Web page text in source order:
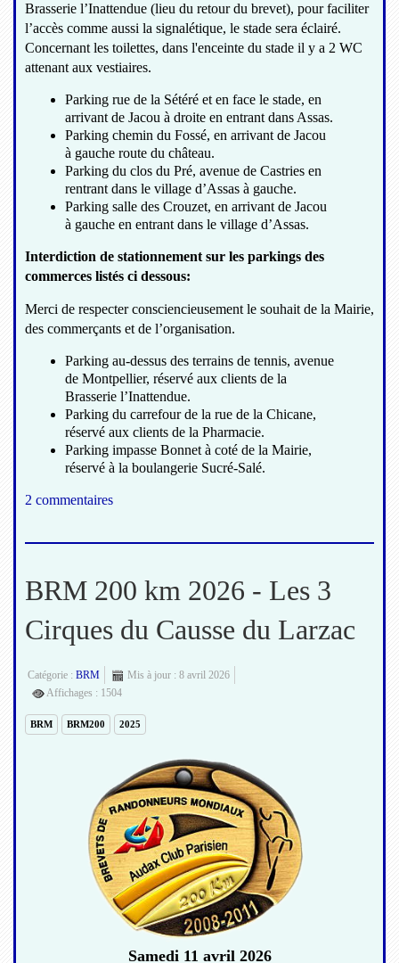
Brasserie l’Inattendue (lieu du retour du brevet), pour faciliter
l’accès comme aussi la signalétique, le stade sera éclairé.
Concernant les toilettes, dans l'enceinte du stade il y a 2 WC
attenant aux vestiaires.
Parking rue de la Sétéré et en face le stade, en
arrivant de Jacou à droite en entrant dans Assas.
Parking chemin du Fossé, en arrivant de Jacou
à gauche route du château.
Parking du clos du Pré, avenue de Castries en
rentrant dans le village d’Assas à gauche.
Parking salle des Crouzet, en arrivant de Jacou
à gauche en entrant dans le village d’Assas.
Interdiction de stationnement sur les parkings des
commerces listés ci dessous:
Merci de respecter consciencieusement le souhait de la Mairie,
des commerçants et de l’organisation.
Parking au-dessus des terrains de tennis, avenue
de Montpellier, réservé aux clients de la
Brasserie l’Inattendue.
Parking du carrefour de la rue de la Chicane,
réservé aux clients de la Pharmacie.
Parking impasse Bonnet à coté de la Mairie,
réservé à la boulangerie Sucré-Salé.
2 commentaires
BRM 200 km 2026 - Les 3
Cirques du Causse du Larzac
Catégorie : BRM
Mis à jour : 8 avril 2026
Affichages : 1504
BRM BRM200 2025
Samedi 11 avril 2026